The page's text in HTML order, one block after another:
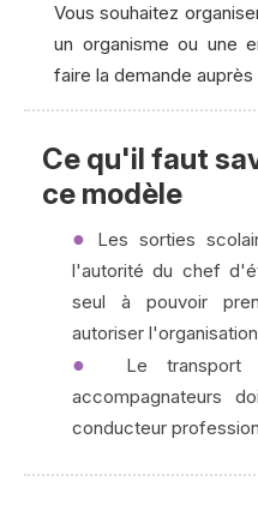
Vous souhaitez
un organisme ou une
faire la demande
Ce qu'il faut
ce modèle
Les sorties
l'autorité du chef
seul à pouvoir
autoriser
Le
accompagnateurs
conducteur